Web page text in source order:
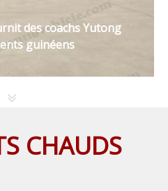
des coachs Yutong
guinéens
CHAUDS